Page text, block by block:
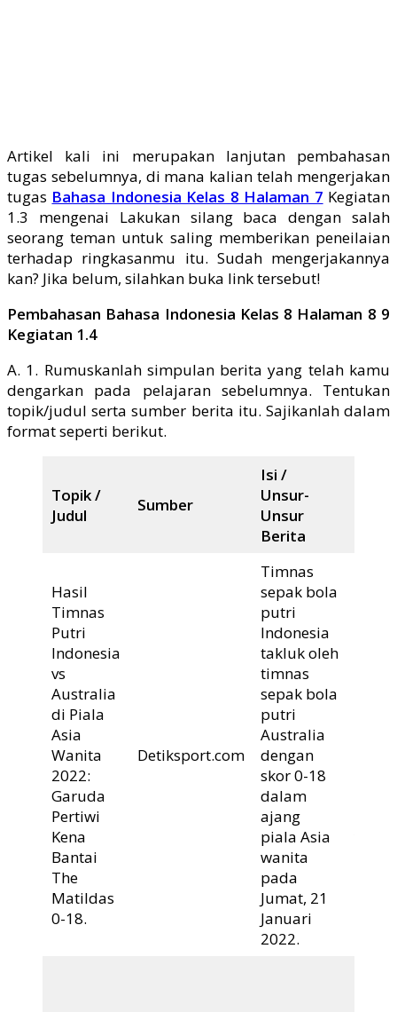
Artikel kali ini merupakan lanjutan pembahasan
tugas sebelumnya, di mana kalian telah mengerjakan
tugas Bahasa Indonesia Kelas 8 Halaman 7 Kegiatan
1.3 mengenai Lakukan silang baca dengan salah
seorang teman untuk saling memberikan peneilaian
terhadap ringkasanmu itu. Sudah mengerjakannya
kan? Jika belum, silahkan buka link tersebut!
Pembahasan Bahasa Indonesia Kelas 8 Halaman 8 9
Kegiatan 1.4
A. 1. Rumuskanlah simpulan berita yang telah kamu
dengarkan pada pelajaran sebelumnya. Tentukan
topik/judul serta sumber berita itu. Sajikanlah dalam
format seperti berikut.
Topik /
Judul
Sumber
Isi /
Unsur-
Unsur
Berita
Hasil
Timnas
Putri
Indonesia
vs
Australia
di Piala
Asia
Wanita
2022:
Garuda
Pertiwi
Kena
Bantai
The
Matildas
0-18.
Detiksport.com
Timnas
sepak bola
putri
Indonesia
takluk oleh
timnas
sepak bola
putri
Australia
dengan
skor 0-18
dalam
ajang
piala Asia
wanita
pada
Jumat, 21
Januari
2022.